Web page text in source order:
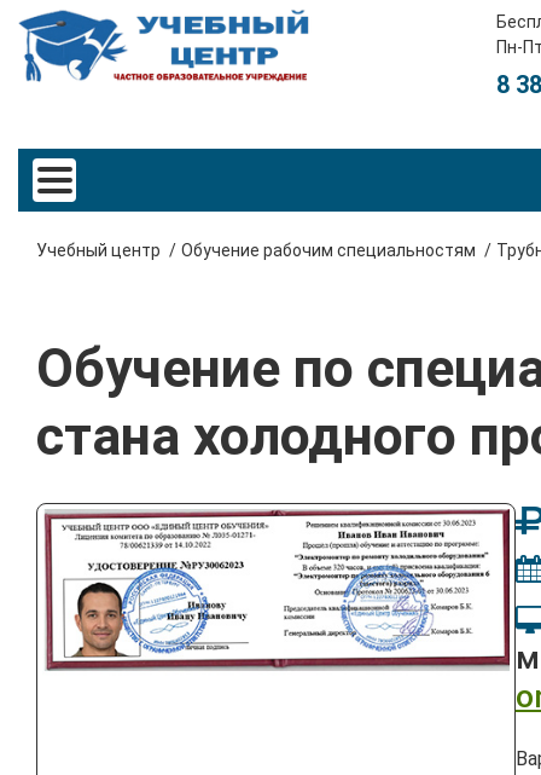
Пн-
8
Учебный центр Обучение рабочим специальностям
Обучение по
стана холодного